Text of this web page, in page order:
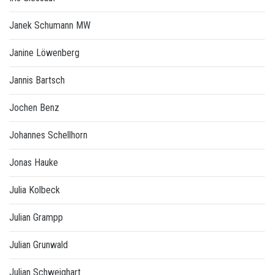
Janek Schumann MW
Janine Löwenberg
Jannis Bartsch
Jochen Benz
Johannes Schellhorn
Jonas Hauke
Julia Kolbeck
Julian Grampp
Julian Grunwald
Julian Schweighart